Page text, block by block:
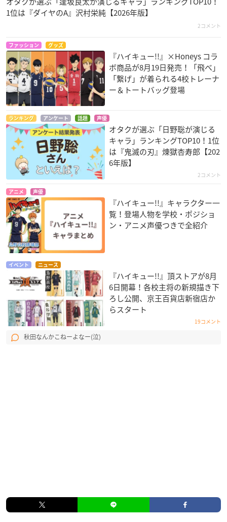
1位は『ダイヤのA』沢村栄純【2026年版】
2コメント
ファッション グッズ
『ハイキュー!!』×Honeys コラ
ボ商品が8月19日発売！「飛べ」
「繋げ」が着られる4校トレーナ
ー＆トートバッグ登場
ランキング アンケート 話題 声優
オタクが選ぶ「日野聡が演じる
キャラ」ランキングTOP10！1位
は『鬼滅の刃』煉󠄁獄杏寿郎【202
6年版】
2コメント
アニメ 声優
『ハイキュー!!』キャラクター一
覧！登場人物を学校・ポジショ
ン・アニメ声優つきで全紹介
イベント ニュース
『ハイキュー!!』頂ストアが8月
6日開幕！各校主将の新規描き下
ろし公開、京王百貨店新宿店か
らスタート
19コメント
秋田なんかこねーよなー(泣)